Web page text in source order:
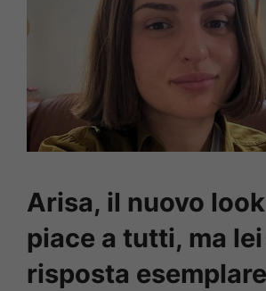
Arisa, il nuovo
piace a tutti, ma
risposta